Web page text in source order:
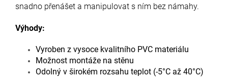
snadno přenášet a manipulovat s ním bez námahy.
Výhody:
Vyroben z vysoce kvalitního PVC materiálu
Možnost montáže na stěnu
Odolný v širokém rozsahu teplot (-5°C až 40°C)